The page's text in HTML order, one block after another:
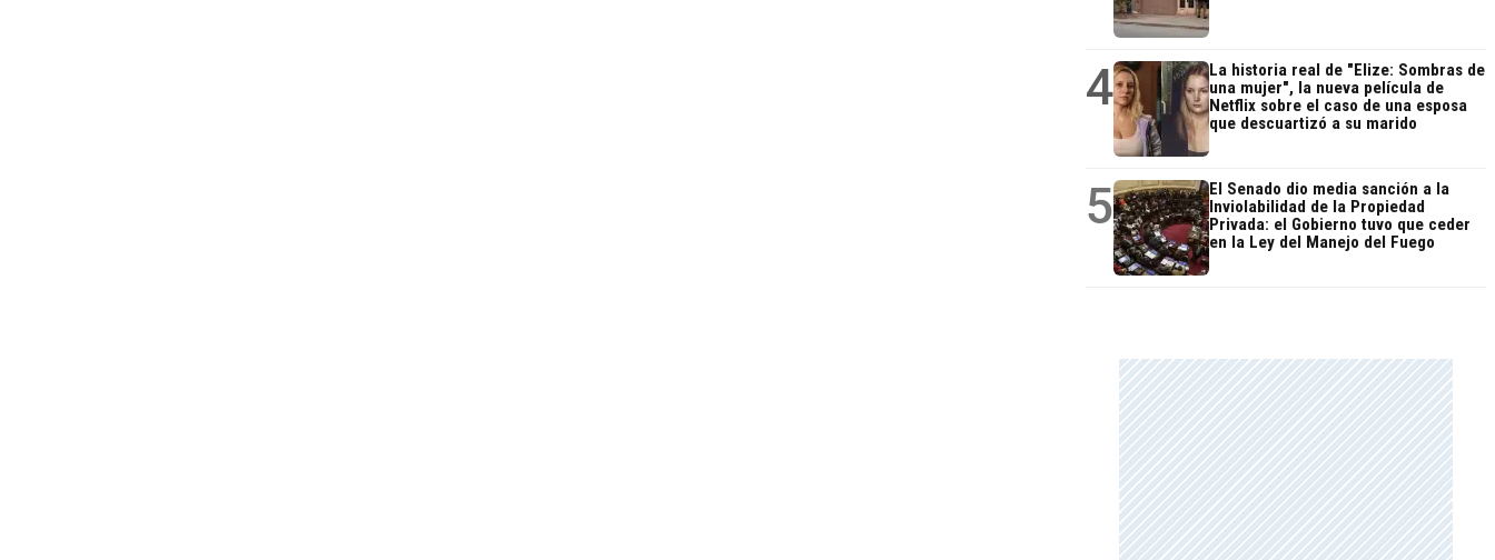
4
La historia real de "Elize: Sombras de
una mujer", la nueva película de
Netflix sobre el caso de una esposa
que descuartizó a su marido
5
El Senado dio media sanción a la
Inviolabilidad de la Propiedad
Privada: el Gobierno tuvo que ceder
en la Ley del Manejo del Fuego